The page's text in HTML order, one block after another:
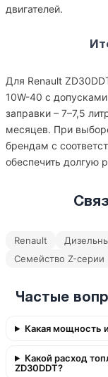
двигателей.
Для Renault
10W-40 с
заправки – 7–7,5
месяцев. При
брендам с
обеспечить долгую
Renault
Семейство Z-серии
Частые
Какая мощность
Какой расход
ZD30DDT?